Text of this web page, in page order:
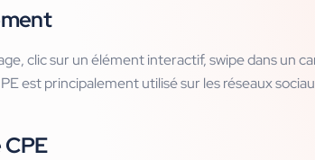
clic sur un élément interactif, swipe dans un
est principalement utilisé sur les réseaux